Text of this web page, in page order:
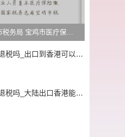
务局 宝鸡市医疗保障
市灵活就业人员基本医
费的通告
税吗_出口到香港可以退
税吗_大陆出口香港能退